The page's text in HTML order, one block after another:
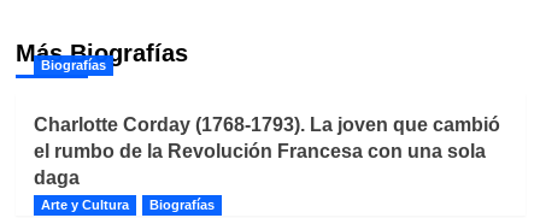
Más Biografías
Biografías
Charlotte Corday (1768-1793). La joven que cambió
el rumbo de la Revolución Francesa con una sola
daga
Arte y Cultura Biografías